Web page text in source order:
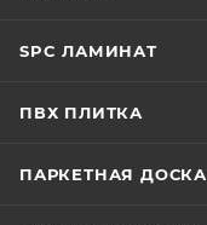
SPC ЛАМИНАТ
ПВХ ПЛИТКА
ПАРКЕТНАЯ ДОСКА